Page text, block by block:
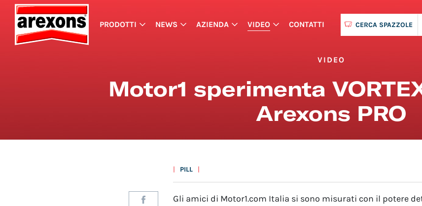
PRODOTTI NEWS AZIENDA VIDEO CONTATTI CERCA SPAZZOLE
VIDEO
Motor1 sperimenta
Arexons PRO
PILL
Gli amici di Motor1.com Italia si sono misurati con il potere